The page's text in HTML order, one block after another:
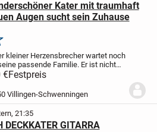
Kater mit traumhaft
Augen sucht sein Zuhause
kleiner Herzensbrecher wartet noch
passende Familie. Er ist nicht
sondern auch
verspielt, neugierig und
sozialisiert. Er wächst liebevoll
€Festpreis
Villingen-Schwenningen
21:35
DECKKATER GITARRA